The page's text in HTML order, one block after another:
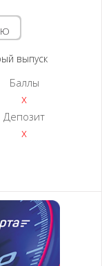
выпуск
Баллы
x
Депозит
x